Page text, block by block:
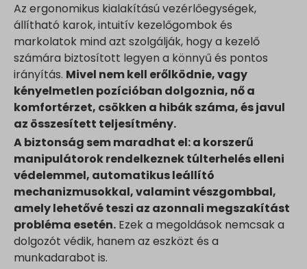
Az ergonomikus kialakítású vezérlőegységek,
állítható karok, intuitív kezelőgombok és
markolatok mind azt szolgálják, hogy a kezelő
számára biztosított legyen a könnyű és pontos
irányítás. Mivel nem kell erőlködnie, vagy
kényelmetlen pozícióban dolgoznia, nő a
komfortérzet, csökken a hibák száma, és javul
az összesített teljesítmény.
A biztonság sem maradhat el: a korszerű
manipulátorok rendelkeznek túlterhelés elleni
védelemmel, automatikus leállító
mechanizmusokkal, valamint vészgombbal,
amely lehetővé teszi az azonnali megszakítást
probléma esetén. Ezek a megoldások nemcsak a
dolgozót védik, hanem az eszközt és a
munkadarabot is.